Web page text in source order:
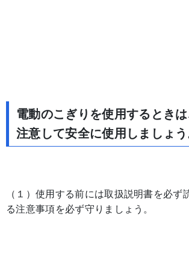
電動のこぎりを使用するとき
注意して安全に使用しましょう
（１）使用する前には取扱説明書を必ず
る注意事項を必ず守りましょう。